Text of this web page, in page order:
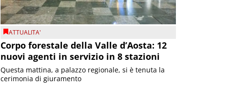
ATTUALITA'
Corpo forestale della Valle d’Aosta: 12
nuovi agenti in servizio in 8 stazioni
Questa mattina, a palazzo regionale, si è tenuta la
cerimonia di giuramento